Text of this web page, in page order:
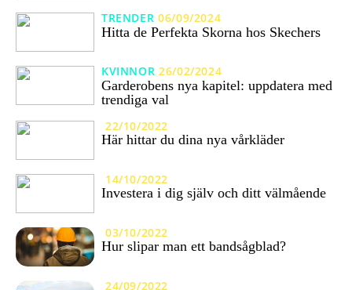
TRENDER 06/09/2024
Hitta de Perfekta Skorna hos Skechers
KVINNOR 26/02/2024
Garderobens nya kapitel: uppdatera med
trendiga val
22/10/2022
Här hittar du dina nya vårkläder
14/10/2022
Investera i dig själv och ditt välmående
03/10/2022
Hur slipar man ett bandsågblad?
24/09/2022